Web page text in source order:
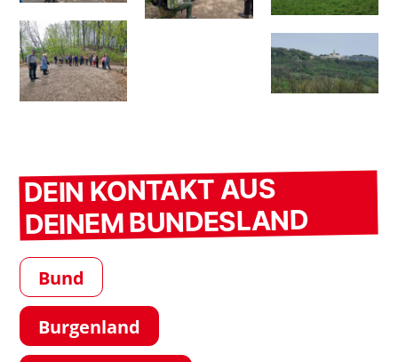
DEIN KONTAKT AUS
DEINEM BUNDESLAND
Bund
Burgenland